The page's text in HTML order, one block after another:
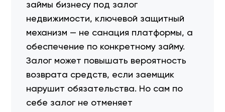
займы бизнесу под залог
недвижимости, ключевой защитный
механизм — не санация платформы, а
обеспечение по конкретному займу.
Залог может повышать вероятность
возврата средств, если заемщик
нарушит обязательства. Но сам по
себе залог не отменяет